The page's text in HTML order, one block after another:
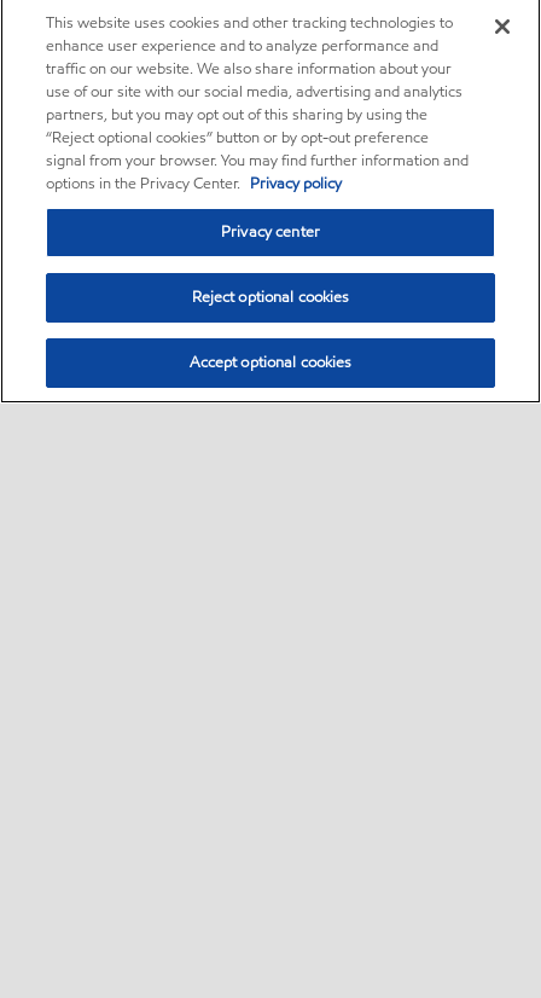
This website uses cookies and other tracking technologies to
enhance user experience and to analyze performance and
traffic on our website. We also share information about your
use of our site with our social media, advertising and analytics
partners, but you may opt out of this sharing by using the
“Reject optional cookies” button or by opt-out preference
signal from your browser. You may find further information and
options in the Privacy Center. Privacy policy
Privacy center
Reject optional cookies
Accept optional cookies